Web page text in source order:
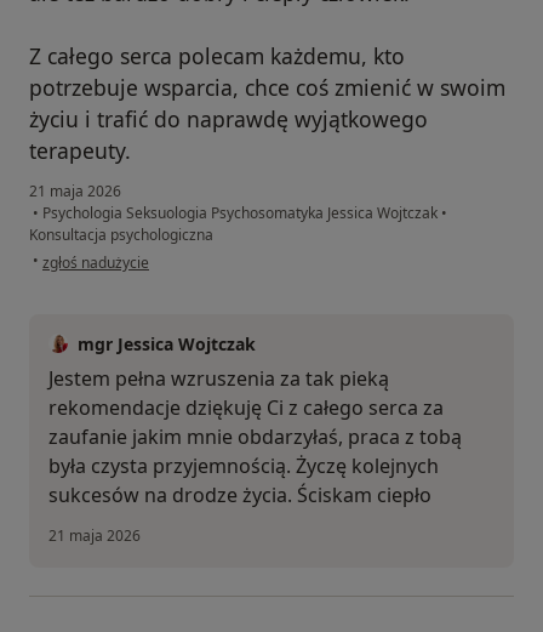
Z całego serca polecam każdemu, kto
potrzebuje wsparcia, chce coś zmienić w swoim
życiu i trafić do naprawdę wyjątkowego
terapeuty.
21 maja 2026
• Psychologia Seksuologia Psychosomatyka Jessica Wojtczak •
Konsultacja psychologiczna
• w opinii użytkownika Aleksandra
zgłoś nadużycie
mgr Jessica Wojtczak
Jestem pełna wzruszenia za tak pieką
rekomendacje dziękuję Ci z całego serca za
zaufanie jakim mnie obdarzyłaś, praca z tobą
była czysta przyjemnością. Życzę kolejnych
sukcesów na drodze życia. Ściskam ciepło
21 maja 2026